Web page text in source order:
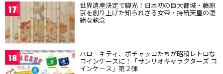
17 世界遺産決定で脚光！日本初の巨大都城・藤原
京を創り上げた知られざる女帝・持統天皇の凄
絶な執念
18 ハローキティ、ポチャッコたちが昭和レトロな
コインケースに！「サンリオキャラクターズ コ
インケース」第２弾